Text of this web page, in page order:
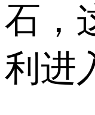
石，
利进